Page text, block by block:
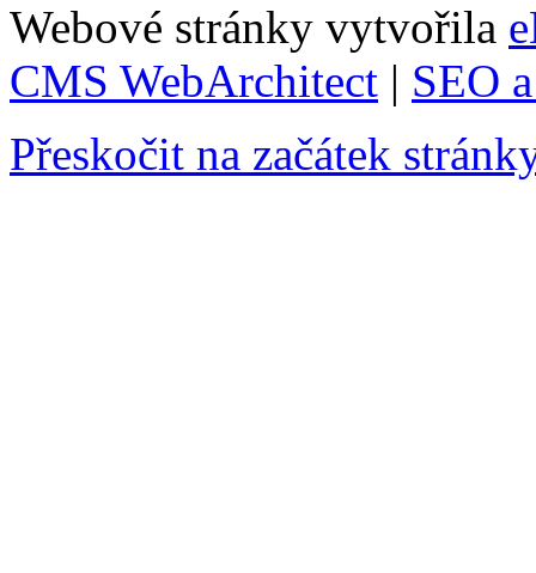
Webové stránky vytvořila
CMS WebArchitect | SEO
Přeskočit na začátek